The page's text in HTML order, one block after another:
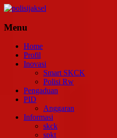
Skip
content
polisijaksel
Presisi
Menu
Home
Profil
Inovasi
Smart SKCK
Polisi Rw
Pengaduan
PID
Anggaran
Informasi
skck
spkt